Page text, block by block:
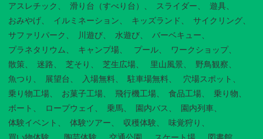
アスレチック 滑り台（すべり台） スライダー
遊具
おみやげ
イルミネーション キッズランド
サイクリング
サファリパーク
川遊び 水遊び
バーベキュー
プラネタリウム
キャンプ場 プール
ワークショップ
散策
迷路 芝そり 芝生広場 里山風景
野鳥観察
魚つり
展望台 入場無料 駐車場無料
穴場スポット
乗り物工場
お菓子工場 飛行機工場 食品工場
乗り物
ボート
ロープウェイ 乗馬 園内バス
園内列車
体験イベント
体験ツアー 収穫体験
味覚狩り